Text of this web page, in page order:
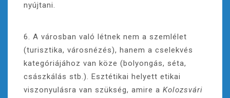
nyújtani.
6. A városban való létnek nem a szemlélet
(turisztika, városnézés), hanem a cselekvés
kategóriájához van köze (bolyongás, séta,
császkálás stb.). Esztétikai helyett etikai
viszonyulásra van szükség, amire a Kolozsvári